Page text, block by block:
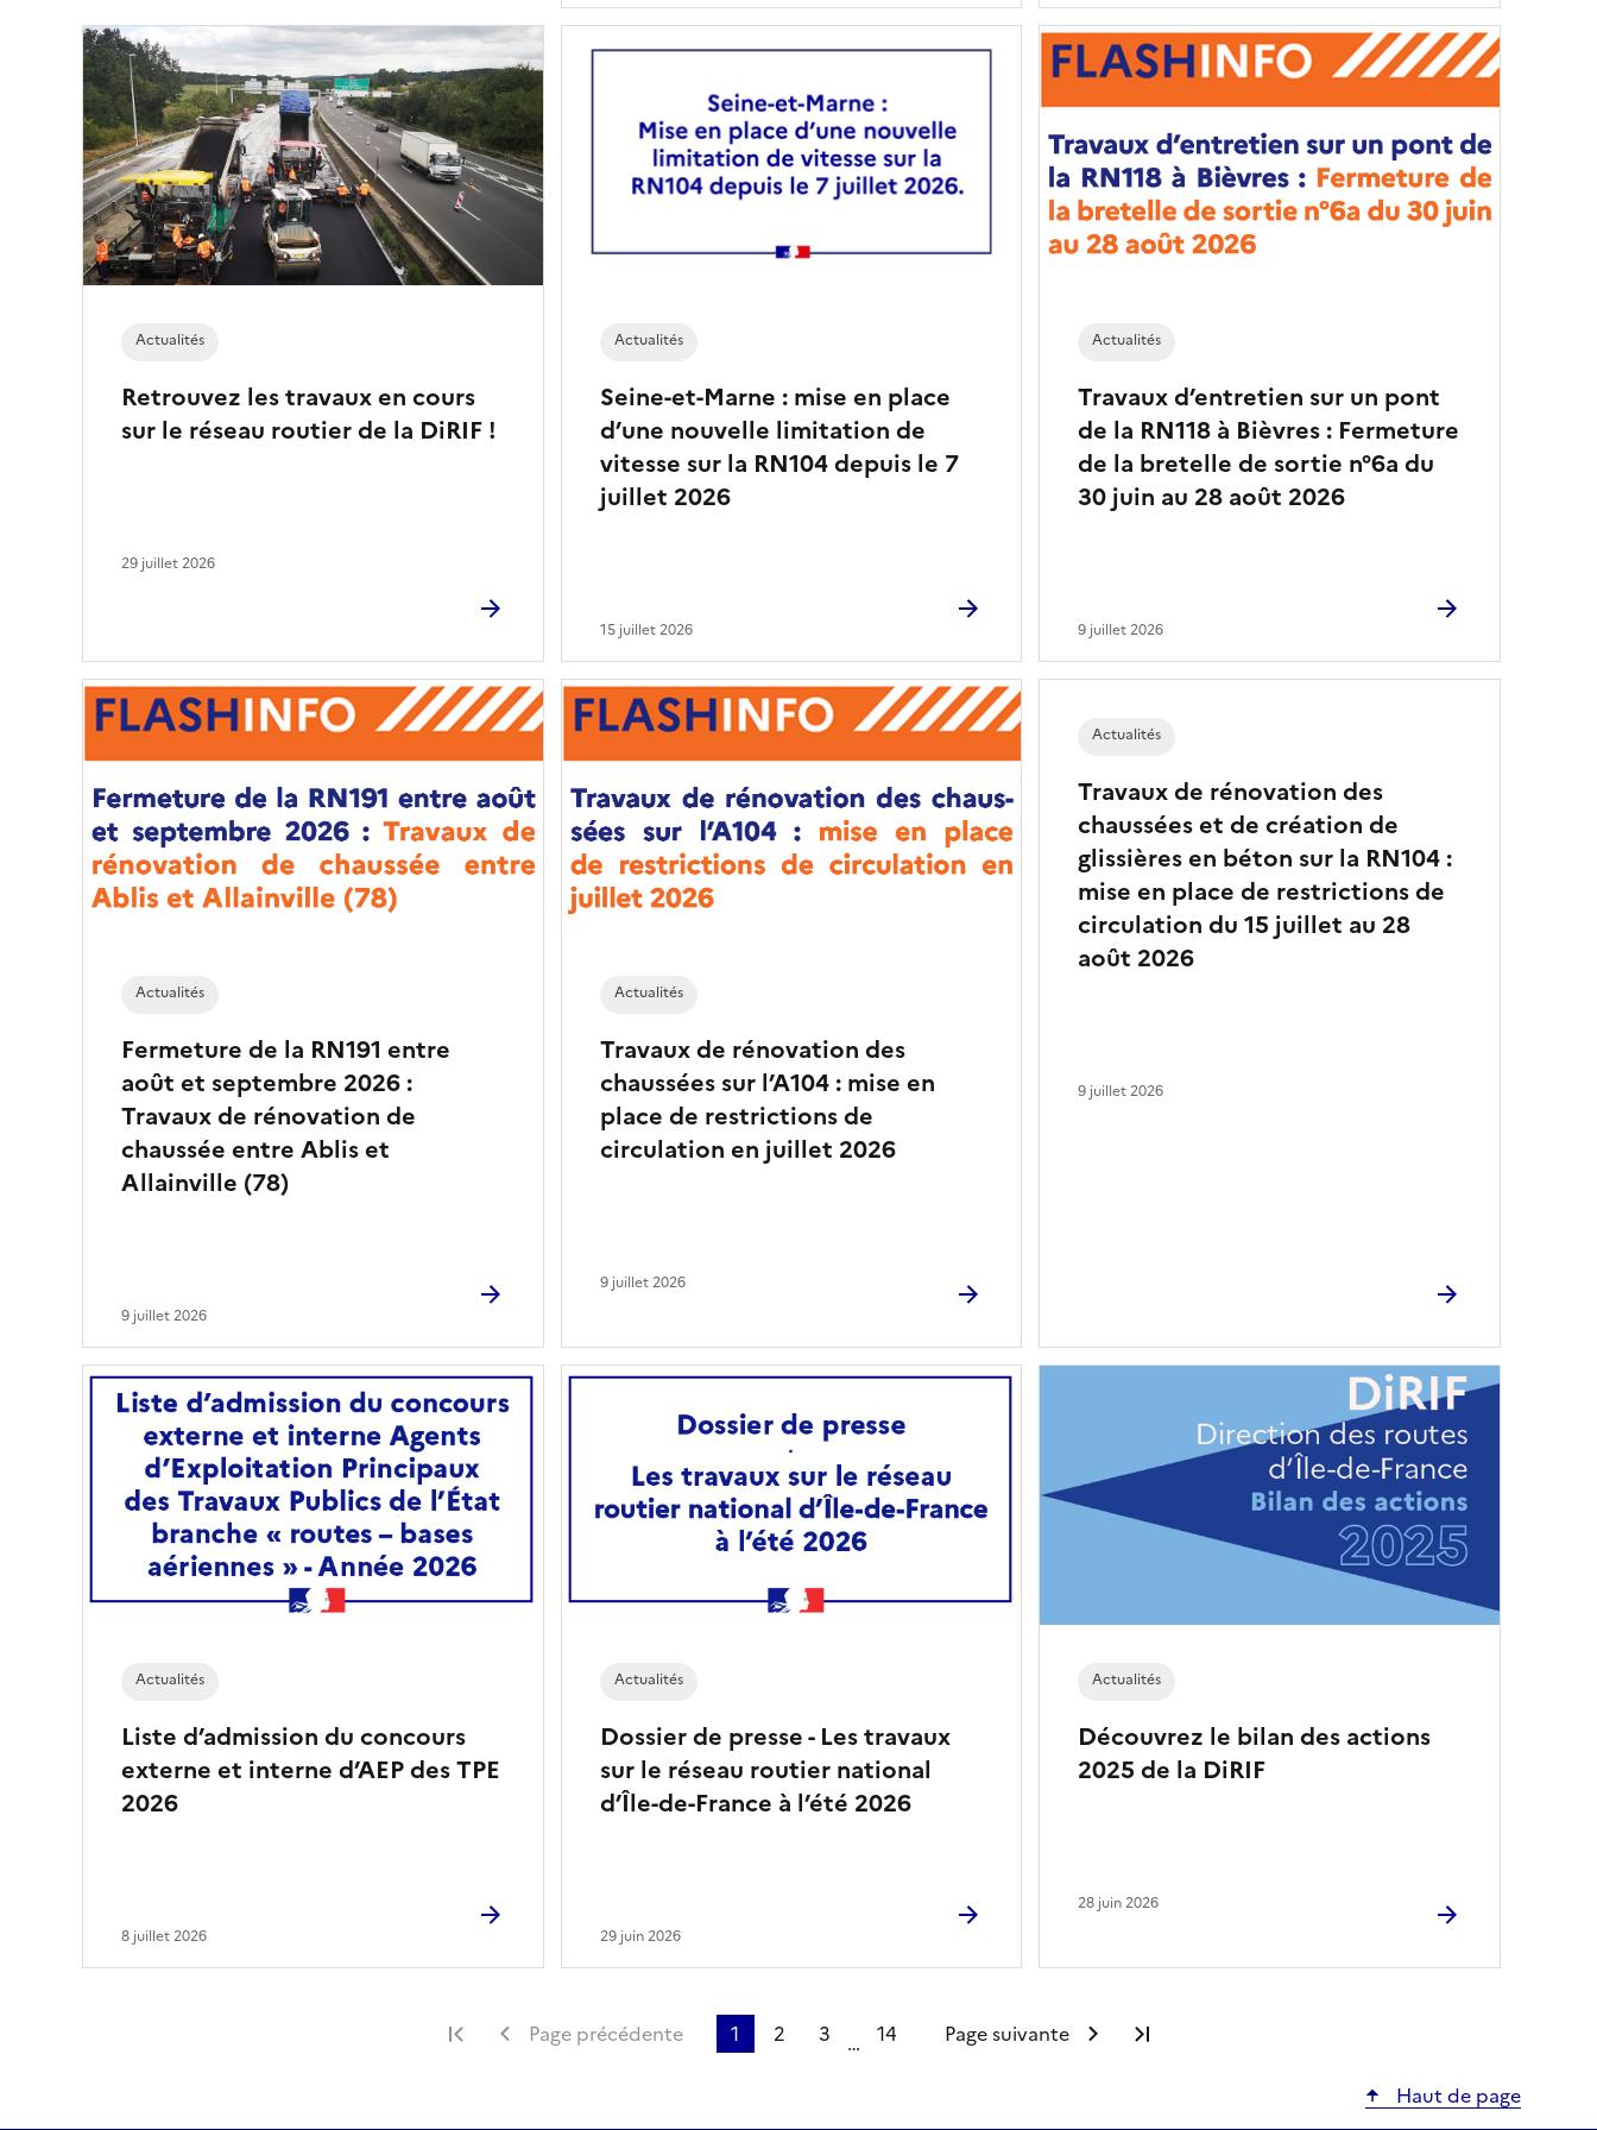
é
)
Retrouvez les travaux en cours
sur le réseau routier de la DiRIF !
Actualités
29 juillet 2026
Seine-et-Marne : mise en place
d’une nouvelle limitation de
vitesse sur la RN104 depuis le 7
juillet 2026
Actualités
15 juillet 2026
Travaux d’entretien sur un pont
de la RN118 à Bièvres : Fermeture
de la bretelle de sortie n°6a du
30 juin au 28 août 2026
Actualités
9 juillet 2026
Fermeture de la RN191 entre
août et septembre 2026 :
Travaux de rénovation de
chaussée entre Ablis et
Allainville (78)
Actualités
9 juillet 2026
Travaux de rénovation des
chaussées sur l’A104 : mise en
place de restrictions de
circulation en juillet 2026
Actualités
9 juillet 2026
Travaux de rénovation des
chaussées et de création de
glissières en béton sur la RN104 :
mise en place de restrictions de
circulation du 15 juillet au 28
août 2026
Actualités
9 juillet 2026
Liste d’admission du concours
externe et interne d’AEP des TPE
2026
Actualités
8 juillet 2026
Dossier de presse - Les travaux
sur le réseau routier national
d’Île-de-France à l’été 2026
Actualités
29 juin 2026
Découvrez le bilan des actions
2025 de la DiRIF
Actualités
28 juin 2026
Première page
Page précédente 1 2 3 … 14 Page suivante
Haut de page